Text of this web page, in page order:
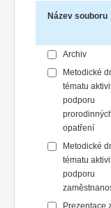
Název souboru
Archiv
Metodické
tématu
podporu
opatření
Metodické
tématu
podporu